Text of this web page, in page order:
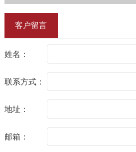
客户留言
姓名：
联系方式：
地址：
邮箱：